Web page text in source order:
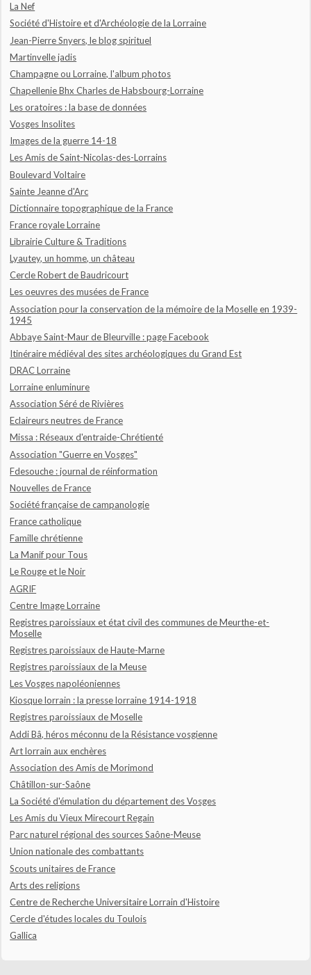
La Nef
Société d'Histoire et d'Archéologie de la Lorraine
Jean-Pierre Snyers, le blog spirituel
Martinvelle jadis
Champagne ou Lorraine, l'album photos
Chapellenie Bhx Charles de Habsbourg-Lorraine
Les oratoires : la base de données
Vosges Insolites
Images de la guerre 14-18
Les Amis de Saint-Nicolas-des-Lorrains
Boulevard Voltaire
Sainte Jeanne d'Arc
Dictionnaire topographique de la France
France royale Lorraine
Librairie Culture & Traditions
Lyautey, un homme, un château
Cercle Robert de Baudricourt
Les oeuvres des musées de France
Association pour la conservation de la mémoire de la Moselle en 1939-
1945
Abbaye Saint-Maur de Bleurville : page Facebook
Itinéraire médiéval des sites archéologiques du Grand Est
DRAC Lorraine
Lorraine enluminure
Association Séré de Rivières
Eclaireurs neutres de France
Missa : Réseaux d'entraide-Chrétienté
Association "Guerre en Vosges"
Fdesouche : journal de réinformation
Nouvelles de France
Société française de campanologie
France catholique
Famille chrétienne
La Manif pour Tous
Le Rouge et le Noir
AGRIF
Centre Image Lorraine
Registres paroissiaux et état civil des communes de Meurthe-et-
Moselle
Registres paroissiaux de Haute-Marne
Registres paroissiaux de la Meuse
Les Vosges napoléoniennes
Kiosque lorrain : la presse lorraine 1914-1918
Registres paroissiaux de Moselle
Addi Bâ, héros méconnu de la Résistance vosgienne
Art lorrain aux enchères
Association des Amis de Morimond
Châtillon-sur-Saône
La Société d'émulation du département des Vosges
Les Amis du Vieux Mirecourt Regain
Parc naturel régional des sources Saône-Meuse
Union nationale des combattants
Scouts unitaires de France
Arts des religions
Centre de Recherche Universitaire Lorrain d'Histoire
Cercle d'études locales du Toulois
Gallica